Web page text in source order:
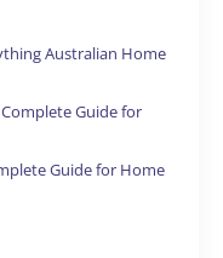
Australian Home
Guide for
Guide for Home